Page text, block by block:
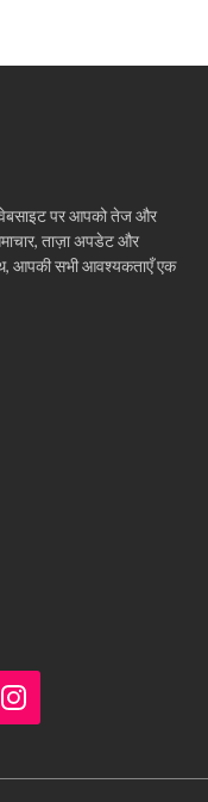
पर आपको तेज और
ताज़ा अपडेट और
आपकी सभी आवश्यकताएँ एक